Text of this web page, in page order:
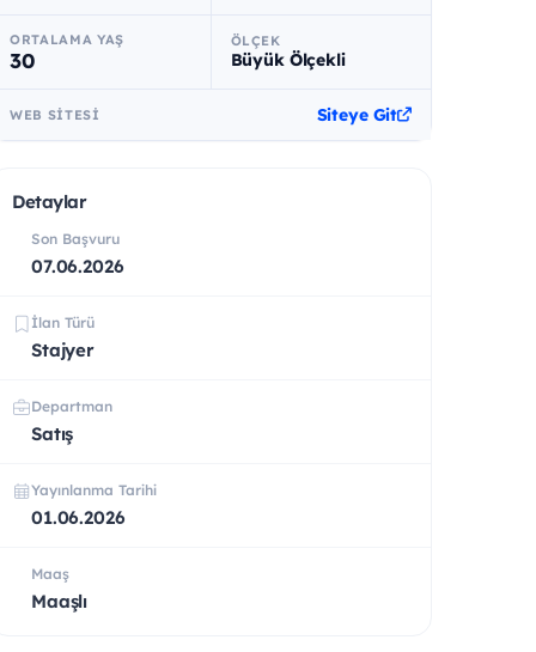
ORTALAMA YAŞ
30
ÖLÇEK
Büyük Ölçekli
WEB SITESI Siteye Git
Detaylar
Son Başvuru
07.06.2026
İlan Türü
Stajyer
Departman
Satış
Yayınlanma Tarihi
01.06.2026
Maaş
Maaşlı